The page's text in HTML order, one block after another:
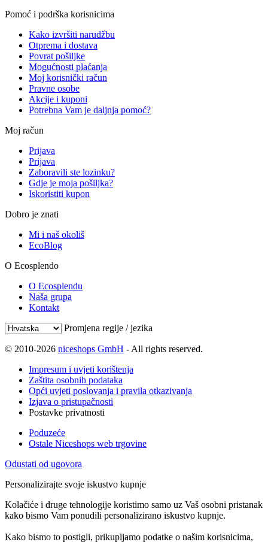
Pomoć i podrška korisnicima
Kako izvršiti narudžbu
Otprema i dostava
Povrat pošiljke
Mogućnosti plaćanja
Moj korisnički račun
Pravne osobe
Akcije i kuponi
Potrebna Vam je daljnja pomoć?
Moj račun
Prijava
Prijava
Zaboravili ste lozinku?
Gdje je moja pošiljka?
Iskoristiti kupon
Dobro je znati
Mi i naš okoliš
EcoBlog
O Ecosplendo
O Ecosplendu
Naša grupa
Kontakt
Promjena regije / jezika
© 2010-2026 niceshops GmbH - All rights reserved.
Impresum i uvjeti korištenja
Zaštita osobnih podataka
Opći uvjeti poslovanja i pravila otkazivanja
Izjava o pristupačnosti
Postavke privatnosti
Poduzeće
Ostale Niceshops web trgovine
Odustati od ugovora
Personalizirajte svoje iskustvo kupnje
Kolačiće i druge tehnologije koristimo samo uz Vaš osobni pristanak
kako bismo Vam ponudili personalizirano iskustvo kupnje.
Kako bismo to postigli, prikupljamo podatke o našim korisnicima,